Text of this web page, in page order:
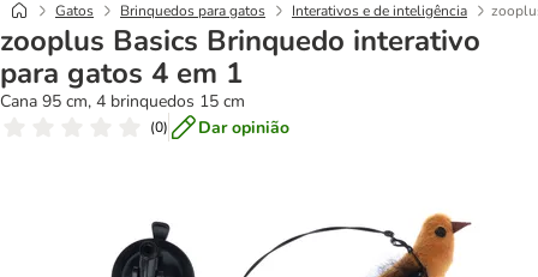
Gatos Brinquedos para gatos Interativos e de inteligência
zooplus Basics Brinquedo interativo
para gatos 4 em 1
Cana 95 cm, 4 brinquedos 15 cm
(0) Dar opinião